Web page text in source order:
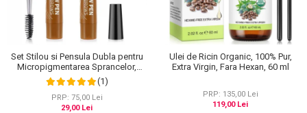
Set Stilou si Pensula Dubla pentru
Micropigmentarea Sprancelor,
Efect Natural de Microblading,
Aspect de Sprancene Pline
(1)
PRP: 75,00 Lei
29,00 Lei
Ulei de Ricin Organic, 100% Pur,
Extra Virgin, Fara Hexan, 60 ml
PRP: 135,00 Lei
119,00 Lei